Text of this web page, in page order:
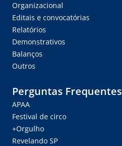
Organizacional
Editais e convocatórias
Relatórios
Demonstrativos
Balanços
Outros
Perguntas Frequentes
APAA
Festival de circo
+Orgulho
Revelando SP